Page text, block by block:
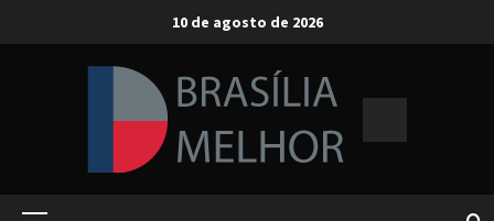
10 de agosto de 2026